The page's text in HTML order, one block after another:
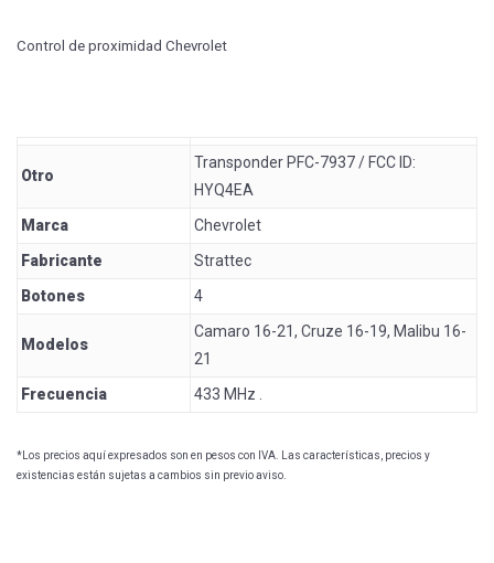
Control de proximidad Chevrolet
Otro
Transponder PFC-7937 / FCC ID:
HYQ4EA
Marca
Chevrolet
Fabricante
Strattec
Botones
4
Modelos
Camaro 16-21, Cruze 16-19, Malibu 16-
21
Frecuencia
433 MHz .
*Los precios aquí expresados son en pesos con IVA. Las características, precios y
existencias están sujetas a cambios sin previo aviso.